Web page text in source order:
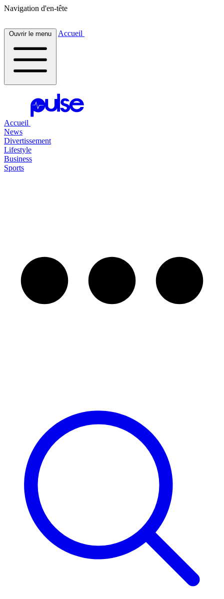
Navigation d'en-tête
Ouvrir le menu Accueil
Accueil
News
Divertissement
Lifestyle
Business
Sports